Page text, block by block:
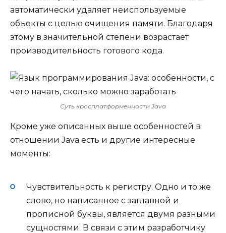
автоматически удаляет неиспользуемые
объекты с целью очищения памяти. Благодаря
этому в значительной степени возрастает
производительность готового кода.
Суть кросплатформенности Java
Кроме уже описанных выше особенностей в
отношении Java есть и другие интересные
моменты:
Чувствительность к регистру. Одно и то же
слово, но написанное с заглавной и
прописной буквы, является двумя разными
сущностями. В связи с этим разработчику